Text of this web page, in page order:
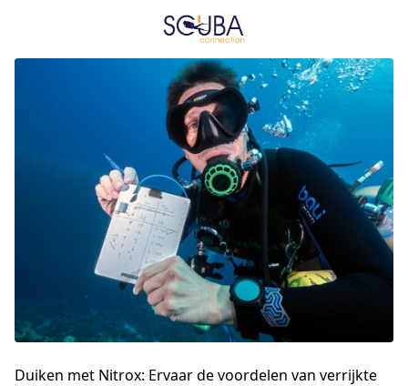
Duiken met Nitrox: Ervaar de voordelen van verrijkte